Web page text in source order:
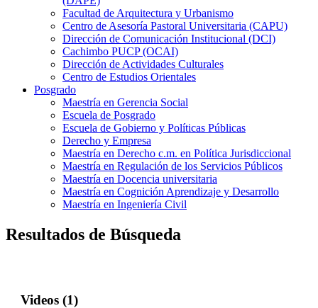
Facultad de Arquitectura y Urbanismo
Centro de Asesoría Pastoral Universitaria (CAPU)
Dirección de Comunicación Institucional (DCI)
Cachimbo PUCP (OCAI)
Dirección de Actividades Culturales
Centro de Estudios Orientales
Posgrado
Maestría en Gerencia Social
Escuela de Posgrado
Escuela de Gobierno y Políticas Públicas
Derecho y Empresa
Maestría en Derecho c.m. en Política Jurisdiccional
Maestría en Regulación de los Servicios Públicos
Maestría en Docencia universitaria
Maestría en Cognición Aprendizaje y Desarrollo
Maestría en Ingeniería Civil
Resultados de Búsqueda
Videos (1)